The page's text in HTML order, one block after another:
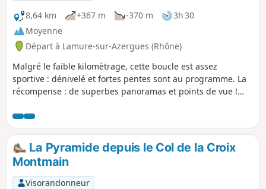
8,64 km
+367 m -370 m
3h 30
Moyenne
Départ à Lamure-sur-Azergues (Rhône)
Malgré le faible kilomètrage, cette boucle est assez
sportive : dénivelé et fortes pentes sont au programme. La
récompense : de superbes panoramas et points de vue !
La Pyramide depuis le Col de la Croix
Montmain
Visorandonneur